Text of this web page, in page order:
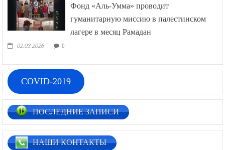
Фонд «Аль-Умма» проводит
гуманитарную миссию в палестинском
лагере в месяц Рамадан
02.03.2026 0
COVID-2019
ПОСЛЕДНИЕ ЗАПИСИ
НАШИ КОНТАКТЫ